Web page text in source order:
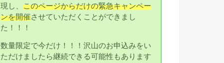
現し、このページからだけの緊急キャンペー
ンを開催させていただくことができまし
た！！！
数量限定で今だけ！！！沢山のお申込みをい
ただけましたら継続できる可能性もあります